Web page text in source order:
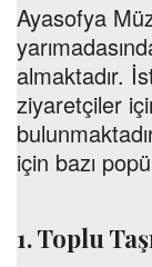
Ayasofya
almaktadır.
ziyaretçiler
için bazı
1. Toplu